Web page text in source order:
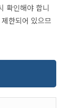
확인해야 합니
한되어 있으므